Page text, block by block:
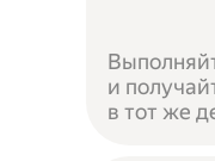
и
в тот же